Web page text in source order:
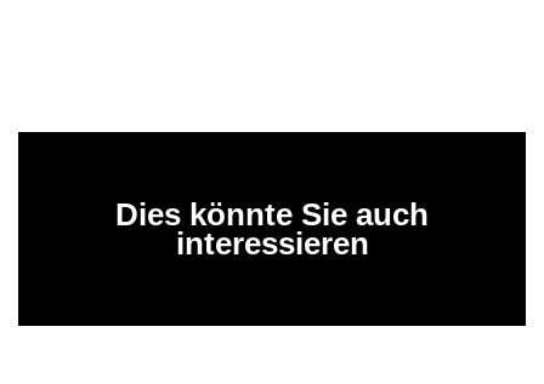
Dies könnte Sie auch
interessieren